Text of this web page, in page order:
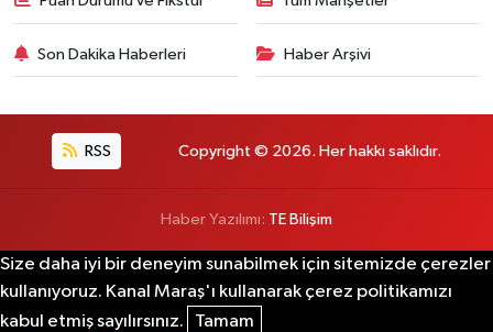
Son Dakika Haberleri Haber Arşivi
RSS Copyright © 2026. Her hakkı saklıdır.
Haber Yazılımı: TE Bilişim
Size daha iyi bir deneyim sunabilmek için sitemizde çerezler
kullanıyoruz. Kanal Maraş'ı kullanarak çerez politikamızı
kabul etmiş sayılırsınız.
Tamam